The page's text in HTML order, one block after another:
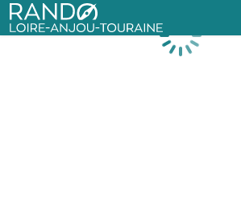
Rando Loire-Anjou-Touraine
Chargement